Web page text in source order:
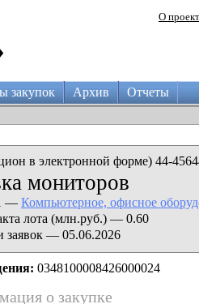
О
закупок Архив Отчеты
в электронной форме) 44-
мониторов
— Компьютерное, офисное
лота (млн.руб.) — 0.60
заявок — 05.06.2026
0348100008426000024
о закупке